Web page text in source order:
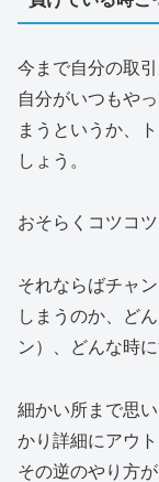
今まで自分の取
自分がいつもや
まうというか、
しょう。
おそらくコツコ
それならばチャ
しまうのか、ど
ン）、どんな時
細かい所まで思
かり詳細にアウ
その逆のやり方